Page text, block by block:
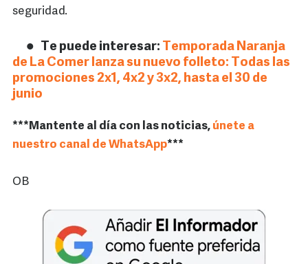
seguridad.
Te puede interesar: Temporada Naranja
de La Comer lanza su nuevo folleto: Todas las
promociones 2x1, 4x2 y 3x2, hasta el 30 de
junio
***Mantente al día con las noticias, únete a
nuestro canal de WhatsApp***
OB